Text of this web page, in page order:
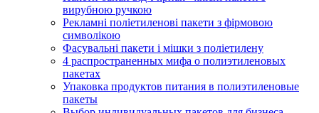
вирубною ручкою
Рекламні поліетиленові пакети з фірмовою
символікою
Фасувальні пакети і мішки з поліетилену
4 распространенных мифа о полиэтиленовых
пакетах
Упаковка продуктов питания в полиэтиленовые
пакеты